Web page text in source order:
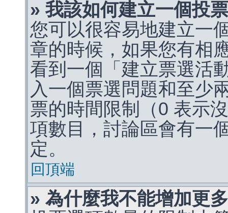
» 我該如何建立一個投
您可以很容易地建立一
章的時候，如果您有相
看到一個「建立票選活
入一個票選問題和至少
票的時間限制（0 表示
項數目，討論區會有一
定。
回頂端
» 為什麼我不能增加更